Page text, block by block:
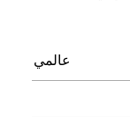
عالمي